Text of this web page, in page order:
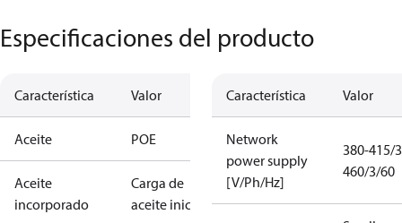
Especificaciones del producto
Característica Valor
Aceite POE
Aceite
incorporado
Carga de
aceite inicial
Característica Valor
Network
power supply
[V/Ph/Hz]
380-415/
460/3/60